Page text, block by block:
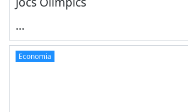
...
Economia